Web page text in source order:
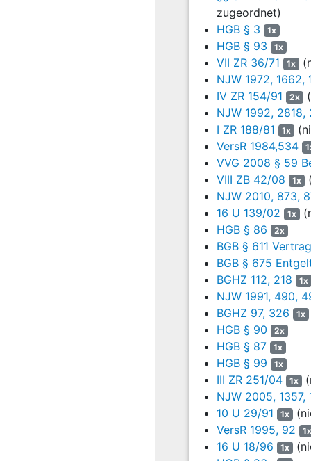
vom Beklagten im
Gemäß Abrechnung vom
Versicherungsnehmer
Storno D… S…
Summe
Gemäß Abrechnung vom
Summe an Abschluss-
Gemäß Abrechnung
Versicherungsnehmer
Verdiente Provision
Verdiente Provision
Verdiente
Verdiente Provision
Verdiente Provision
Verdiente
Teilstorno T… T… D…
Storno B… F…
Storno M… F…
zugeordnet)
HGB § 3
1x
HGB § 93 1x
VII ZR 36/71 1x
NJW 1972, 1662,
IV ZR 154/91
2x
NJW 1992, 2818,
I ZR 188/81
1x
VersR 1984,534
VVG 2008 § 59
VIII ZB 42/08 1x
NJW 2010, 873,
16 U 139/02
1x
HGB § 86
2x
BGB § 611
BGB § 675
BGHZ 112, 218 1x
NJW 1991, 490,
BGHZ 97, 326
1x
HGB § 90
2x
HGB § 87 1x
HGB § 99 1x
III ZR 251/04 1x
NJW 2005, 1357,
10 U 29/91
1x
VersR 1995, 92
1x
16 U 18/96
1x